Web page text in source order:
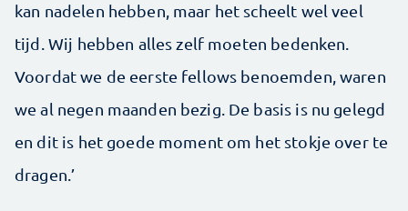
kan nadelen hebben, maar het scheelt wel veel
tijd. Wij hebben alles zelf moeten bedenken.
Voordat we de eerste fellows benoemden, waren
we al negen maanden bezig. De basis is nu gelegd
en dit is het goede moment om het stokje over te
dragen.’